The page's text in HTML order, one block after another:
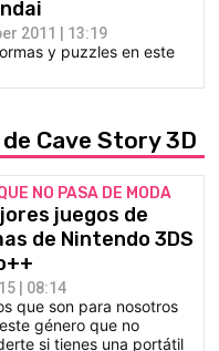
2011 | 13:19
y puzzles en este
Cave Story 3D
NO PASA DE MODA
juegos de
de Nintendo 3DS
| 08:14
que son para nosotros
género que no
si tienes una portátil